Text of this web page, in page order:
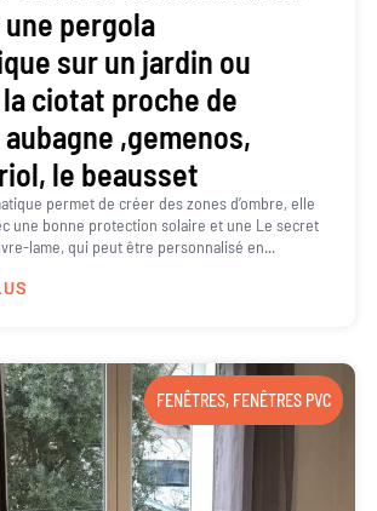
pergola
sur un jardin ou
ciotat proche de
,gemenos,
le beausset
permet de créer des zones d’ombre, elle
une bonne protection solaire et une Le secret
lame, qui peut être personnalisé en...
FENÊTRES, FENÊTRES PVC